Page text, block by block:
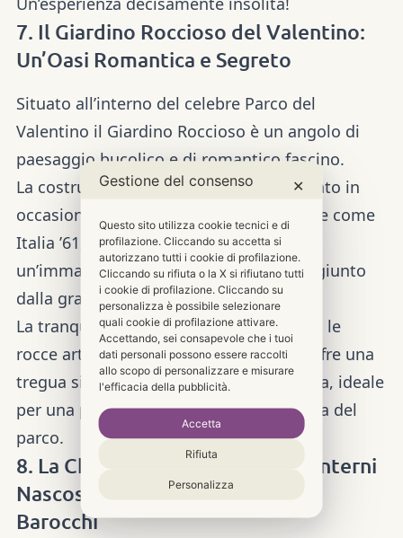
7. Il Giardino Roccioso del Valentino:
Un’Oasi Romantica e Segreto
Situato all’interno del celebre Parco del
Valentino il Giardino Roccioso è un angolo di
paesaggio bucolico e di romantico fascino.
La costruzione:il giardino venne realizzato in
occasione dell’expo del 1961, noto anche come
Italia ’61, per mostrare e diffondere
un’immagine del progresso tecnico raggiunto
dalla grande città industriale.
La tranquillità:con i suoi piccoli ruscelli, le
rocce artificiali, le fontane e il roseto, offre una
tregua silenziosa e un’atmosfera da fiaba, ideale
per una pausa di relax lontano dalla folla del
parco.
8. La Chiesa della Misericordia (Interni
Nascosti): Un Tesoro di Dettagli
Barocchi
Gestione del consenso ✕
Questo sito utilizza cookie tecnici e di
profilazione. Cliccando su accetta si
autorizzano tutti i cookie di profilazione.
Cliccando su rifiuta o la X si rifiutano tutti
i cookie di profilazione. Cliccando su
personalizza è possibile selezionare
quali cookie di profilazione attivare.
Accettando, sei consapevole che i tuoi
dati personali possono essere raccolti
allo scopo di personalizzare e misurare
l'efficacia della pubblicità.
Accetta
Rifiuta
Personalizza